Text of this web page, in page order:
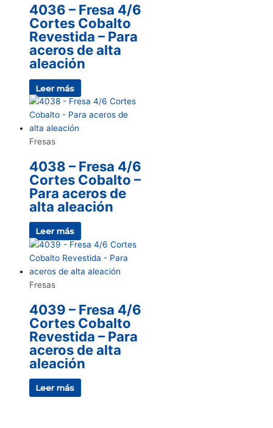
4036 – Fresa 4/6
Cortes Cobalto
Revestida – Para
aceros de alta
aleación
Leer más
Fresas
4038 – Fresa 4/6
Cortes Cobalto –
Para aceros de
alta aleación
Leer más
Fresas
4039 – Fresa 4/6
Cortes Cobalto
Revestida – Para
aceros de alta
aleación
Leer más